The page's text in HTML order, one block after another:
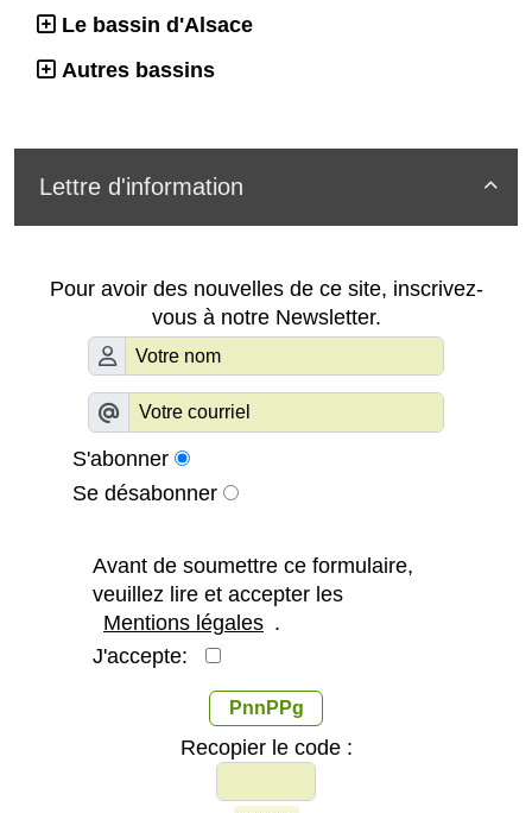
Le bassin d'Alsace
Autres bassins

Lettre d'information
Pour avoir des nouvelles de ce site, inscrivez-
vous à notre Newsletter.
S'abonner
Se désabonner
Avant de soumettre ce formulaire,
veuillez lire et accepter les
Mentions légales .
J'accepte:
PnnPPg
Recopier le code :